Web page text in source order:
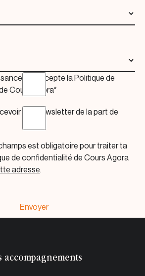
et j'accepte la Politique de
Cours Agora*
une newsletter de la part de
est obligatoire pour traiter ta
de confidentialité de Cours Agora
adresse.
Envoyer
Envoyer
accompagnements